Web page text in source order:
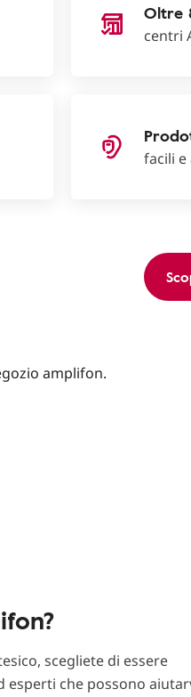
Oltre
centri
facili e
scegliete di essere
che possono